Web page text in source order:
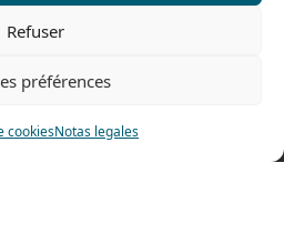
Refuser
préférences
cookiesNotas legales